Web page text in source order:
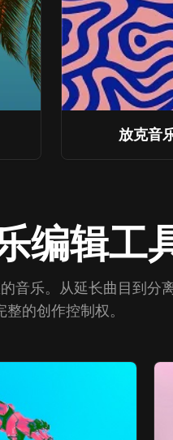
放克音
编辑工
音乐。从延长曲目到分
整的创作控制权。